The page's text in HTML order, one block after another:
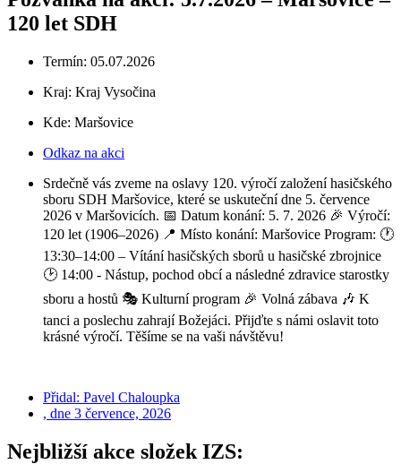
120 let SDH
Termín: 05.07.2026
Kraj: Kraj Vysočina
Kde: Maršovice
Odkaz na akci
Srdečně vás zveme na oslavy 120. výročí založení hasičského
sboru SDH Maršovice, které se uskuteční dne 5. července
2026 v Maršovicích. 📅 Datum konání: 5. 7. 2026 🎉 Výročí:
120 let (1906–2026) 📍 Místo konání: Maršovice Program: 🕐
13:30–14:00 – Vítání hasičských sborů u hasičské zbrojnice
🕑 14:00 - Nástup, pochod obcí a následné zdravice starostky
sboru a hostů 🎭 Kulturní program 🎉 Volná zábava 🎶 K
tanci a poslechu zahrají Božejáci. Přijďte s námi oslavit toto
krásné výročí. Těšíme se na vaši návštěvu!
Přidal: Pavel Chaloupka
, dne 3 července, 2026
Nejbližší akce složek IZS: